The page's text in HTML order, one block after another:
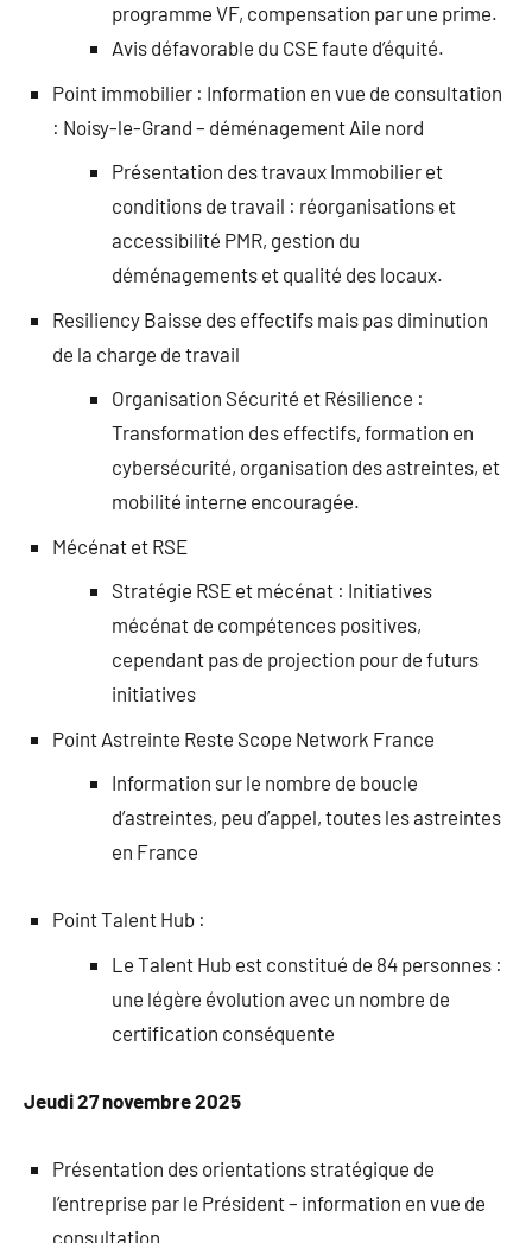
programme VF, compensation par une prime.
Avis défavorable du CSE faute d’équité.
Point immobilier : Information en vue de consultation
: Noisy-le-Grand – déménagement Aile nord
Présentation des travaux Immobilier et
conditions de travail : réorganisations et
accessibilité PMR, gestion du
déménagements et qualité des locaux.
Resiliency Baisse des effectifs mais pas diminution
de la charge de travail
Organisation Sécurité et Résilience :
Transformation des effectifs, formation en
cybersécurité, organisation des astreintes, et
mobilité interne encouragée.
Mécénat et RSE
Stratégie RSE et mécénat : Initiatives
mécénat de compétences positives,
cependant pas de projection pour de futurs
initiatives
Point Astreinte Reste Scope Network France
Information sur le nombre de boucle
d’astreintes, peu d’appel, toutes les astreintes
en France
Point Talent Hub :
Le Talent Hub est constitué de 84 personnes :
une légère évolution avec un nombre de
certification conséquente
Jeudi 27 novembre 2025
Présentation des orientations stratégique de
l’entreprise par le Président – information en vue de
consultation